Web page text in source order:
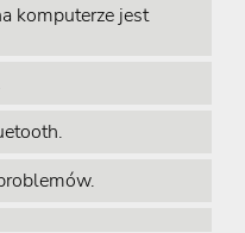
komputerze jest